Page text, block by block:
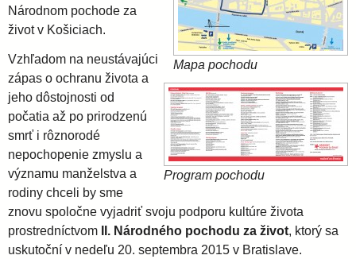
a
r
c
i
d
i
Mapa pochodu
Program pochodu
Národnom pochode za
život v Košiciach.
Vzhľadom na neustávajúci
zápas o ochranu života a
jeho dôstojnosti od
počatia až po prirodzenú
smrť i rôznorodé
nepochopenie zmyslu a
významu manželstva a
rodiny chceli by sme
znovu spoločne vyjadriť svoju podporu kultúre života
prostredníctvom
II. Národného pochodu za život, ktorý sa
uskutoční v nedeľu 20. septembra 2015 v Bratislave.